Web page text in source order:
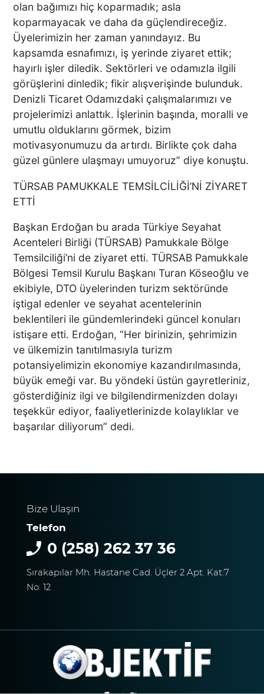
DTO’DAN SU VE ENERJİ
VERİMLİLİĞİ EĞİTİMLERİ
DENİZLİ SANAYİSİNDE
VERİMLİLİK ATILIMI
Başkan Ertemur; Makamda
Durmuyor, Sorunları
Yerinde Çözüyor
ENERJİ VERİMLİLİĞİ
BAŞKAN ERDOĞAN:
TİCARETİN YENİ DİLİ
DİJİTALLEŞMEDİR
DENİZLİ’NİN İLÇESİNDE KAR
YAĞIŞI BAŞLADI
PAMUKKALE’DE YÜREK
BURKAN GÖRÜNTÜ:
UYUŞTURUCU ETKİSİNDEKİ
ZİMET GURME KASAP’TA
KURBANLIK SATIŞLARI
BAŞLADI
olan bağımızı hiç koparmadık; asla
koparmayacak ve daha da güçlendireceğiz.
Üyelerimizin her zaman yanındayız. Bu
kapsamda esnafımızı, iş yerinde ziyaret ettik;
hayırlı işler diledik. Sektörleri ve odamızla ilgili
görüşlerini dinledik; fikir alışverişinde bulunduk.
Denizli Ticaret Odamızdaki çalışmalarımızı ve
projelerimizi anlattık. İşlerinin başında, moralli ve
umutlu olduklarını görmek, bizim
motivasyonumuzu da artırdı. Birlikte çok daha
güzel günlere ulaşmayı umuyoruz” diye konuştu.
TÜRSAB PAMUKKALE TEMSİLCİLİĞİ’Nİ ZİYARET
ETTİ
Başkan Erdoğan bu arada Türkiye Seyahat
Acenteleri Birliği (TÜRSAB) Pamukkale Bölge
Temsilciliği’ni de ziyaret etti. TÜRSAB Pamukkale
Bölgesi Temsil Kurulu Başkanı Turan Köseoğlu ve
ekibiyle, DTO üyelerinden turizm sektöründe
iştigal edenler ve seyahat acentelerinin
beklentileri ile gündemlerindeki güncel konuları
istişare etti. Erdoğan, “Her birinizin, şehrimizin
ve ülkemizin tanıtılmasıyla turizm
potansiyelimizin ekonomiye kazandırılmasında,
büyük emeği var. Bu yöndeki üstün gayretleriniz,
gösterdiğiniz ilgi ve bilgilendirmenizden dolayı
teşekkür ediyor, faaliyetlerinizde kolaylıklar ve
başarılar diliyorum” dedi.
Bize Ulaşın
Telefon
0 (258) 262 37 36
Sırakapılar Mh. Hastane Cad. Üçler 2 Apt. Kat:7
No: 12